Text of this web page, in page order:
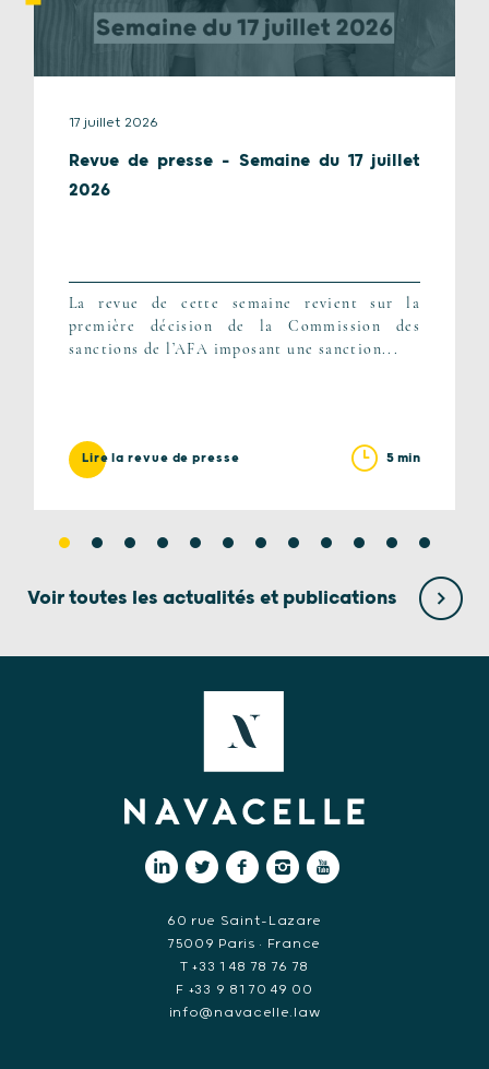
17 juillet 2026
Revue de presse – Semaine du 17 juillet
2026
La revue de cette semaine revient sur la
première décision de la Commission des
sanctions de l’AFA imposant une sanction...
Lire la revue de presse 5 min
Voir toutes les actualités et publications
60 rue Saint-Lazare
75009 Paris • France
T +33 1 48 78 76 78
F +33 9 81 70 49 00
info@navacelle.law